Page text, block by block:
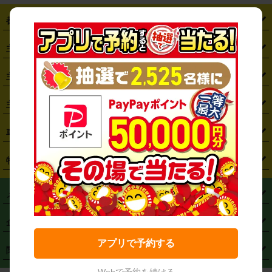
都道府県から探す
・ 北海道 ・青森県 ・岩手県 ・宮城県 ・秋田県 ・山形県
・東京都 ・神奈川県 ・埼玉県 ・千葉県 ・
・ 栃木県 ・群馬県 ・山梨県 ・愛知県 ・静岡県 ・岐阜県
・ 新潟県 富山県 ・石川県 ・福井県 ・大阪府
京都府 滋賀県 ・和歌山県 ・ 奈良県 ・三重県
・島根県 ・岡山県 ・広島県 ・山口県 ・徳島県
香川県 ・愛媛県 ・高知県 ・福岡県 ・佐賀県 ・長崎県
熊本県 ・大分県 ・宮崎県 ・鹿児島県 ・沖縄県
主要駅から探す
・ 札幌駅 ・仙台駅 ・新宿駅 ・池袋駅 ・渋谷駅 東京駅
・川崎駅 ・大宮駅 ・西船橋駅 ・柏駅 ・名古屋駅
・ 難波駅 三宮駅 ・京都駅 ・ 広島駅 ・博多駅
・ 那覇空港駅
主要空港から探す
・ 新千歳空港 仙台空港
・ 羽田空港
・ 中部国際空港セントレア 関西国際空港
・ 大阪国際空港（伊丹空港） ・神戸空港
・ 岡山空港 ・徳島空港
・ 福岡空港 ・鹿児島空港
・
主要都市から探す
・仙台市
・さいたま市
・ 横浜市 ・川崎市
相模原市 ・新潟市
静岡市 ・浜松市
・ 名古屋市 ・京都市
・ 堺市
車種から探す
・コンパクトカー ・ステーションワゴン・セダン
ミニバン・ワンボックス ・ 高級ミニバン・ワンボックス
・ 軽トラック・商用バン
トラック・バン (タウンエースバン、ライトエースバン等)
(ハイエースバン・キャラバン等)
特徴から探す
ハイブリッド ・宅配レンタカー ・ETCカードレンタル
・ 長期レンタル ・ 深夜時間帯レンタル ・免責補償プラス
・
国際運転免許証 ・営業時間外返却サービス
メニュー
トップページ ・はじめての方へ ・ご利用案内
予約から返却まで
企業情報
ニュース ・フランチャイズ募集
関連サービス
アプリで予約する